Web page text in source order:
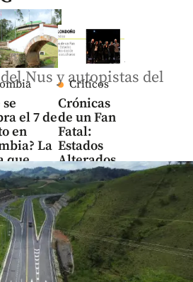
se
el 7 de
en
La
que
el
de la
Críticos
Crónicas
de un Fan
Fatal:
Estados
Alterados
decide
volver a
escucharse
share
y El Santuario-
al Oriente con
Nus y autopistas del